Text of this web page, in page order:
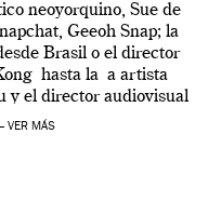
neoyorquino, Sue de
Geeoh Snap; la
Brasil o el director
hasta la a artista
y el director audiovisual
Kong. Todos […]
VER MÁS